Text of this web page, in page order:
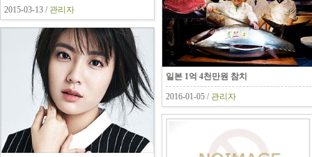
2015-03-13 / 관리자
일본 1억 4천만원 참치
2016-01-05 / 관리자